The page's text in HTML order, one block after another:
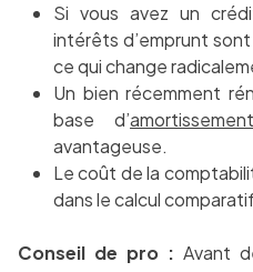
Si vous avez un
intérêts d’emprunt
ce qui change
Un bien récemment
base d’
avantageuse.
Le coût de la
dans le calcul
Conseil de pro : Avant